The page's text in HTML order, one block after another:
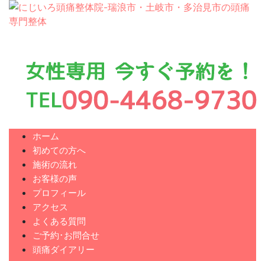
ホーム
初めての方へ
施術の流れ
お客様の声
プロフィール
アクセス
よくある質問
ご予約･お問合せ
頭痛ダイアリー